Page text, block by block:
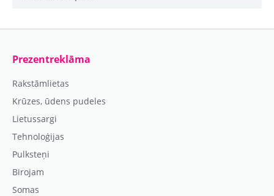
Prezentreklāma
Rakstāmlietas
Krūzes, ūdens pudeles
Lietussargi
Tehnoloģijas
Pulksteņi
Birojam
Somas